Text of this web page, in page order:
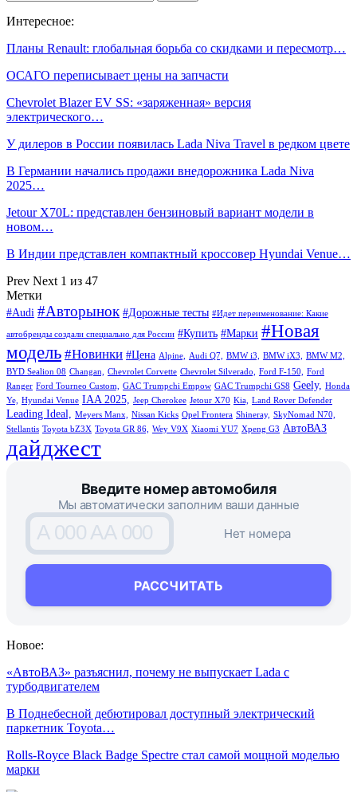
Интересное:
Планы Renault: глобальная борьба со скидками и пересмотр…
ОСАГО переписывает цены на запчасти
Chevrolet Blazer EV SS: «заряженная» версия
электрического…
У дилеров в России появилась Lada Niva Travel в редком цвете
В Германии начались продажи внедорожника Lada Niva
2025…
Jetour X70L: представлен бензиновый вариант модели в
новом…
В Индии представлен компактный кроссовер Hyundai Venue…
Prev Next 1 из 47
Метки
#Audi #Авторынок #Дорожные тесты #Идет переименование: Какие
автобренды создали специально для России #Купить #Марки #Новая
модель #Новинки #Цена Alpine, Audi Q7, BMW i3, BMW iX3, BMW M2,
BYD Sealion 08 Changan, Chevrolet Corvette Chevrolet Silverado, Ford F-150, Ford
Ranger Ford Tourneo Custom, GAC Trumpchi Empow GAC Trumpchi GS8 Geely, Honda
Ye, Hyundai Venue IAA 2025, Jeep Cherokee Jetour X70 Kia, Land Rover Defender
Leading Ideal, Meyers Manx, Nissan Kicks Opel Frontera Shineray, SkyNomad N70,
Stellantis Toyota bZ3X Toyota GR 86, Wey V9X Xiaomi YU7 Xpeng G3 АвтоВАЗ
дайджест
Введите номер автомобиля
Мы автоматически заполним ваши данные
A 000 AA 000
РАССЧИТАТЬ
Нет номера
Новое:
«АвтоВАЗ» разъяснил, почему не выпускает Lada с
турбодвигателем
В Поднебесной дебютировал доступный электрический
паркетник Toyota…
Rolls-Royce Black Badge Spectre стал самой мощной моделью
марки